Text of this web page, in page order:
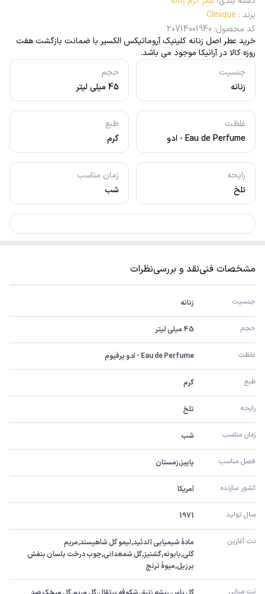
جنسیت
زنانه
حجم
45 میلی لیتر
غلظت
Eau de Perfume - ادو
پرفیوم
طبع
گرم
رایحه
تلخ
زمان مناسب
شب
برند :
Clinique
کد محصول:
20714001940
خرید عطر اصل زنانه کلینیک آروماتیکس الکسیر با ضمانت بازگشت هفت
روزه کالا در آرانیکا موجود می باشد.
مشخصات فنینقد و بررسینظرات
جنسیت زنانه
حجم 45 میلی لیتر
غلظت Eau de Perfume - ادو پرفیوم
طبع گرم
رایحه تلخ
زمان مناسب شب
فصل مناسب پاییز,زمستان
کشور سازنده آمریکا
سال تولید 1971
نت آغازین
برزیل,میوۀ ترنج
نت میانی